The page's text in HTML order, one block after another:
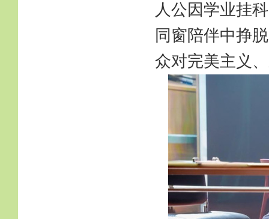
人公因学业挂
同窗陪伴中挣
众对完美主义